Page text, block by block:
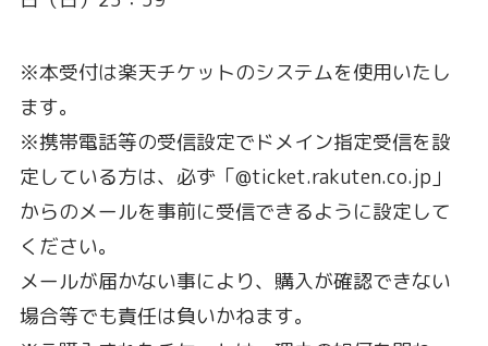
※本受付は楽天チケットのシステムを使用いたし
ます。
※携帯電話等の受信設定でドメイン指定受信を設
定している方は、必ず「@ticket.rakuten.co.jp」
からのメールを事前に受信できるように設定して
ください。
メールが届かない事により、購入が確認できない
場合等でも責任は負いかねます。